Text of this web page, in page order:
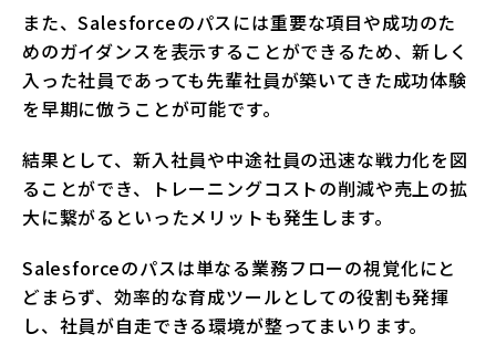
また、Salesforceのパスには重要な項目や成功のた
めのガイダンスを表示することができるため、新しく
入った社員であっても先輩社員が築いてきた成功体験
を早期に倣うことが可能です。
結果として、新入社員や中途社員の迅速な戦力化を図
ることができ、トレーニングコストの削減や売上の拡
大に繋がるといったメリットも発生します。
Salesforceのパスは単なる業務フローの視覚化にと
どまらず、効率的な育成ツールとしての役割も発揮
し、社員が自走できる環境が整ってまいります。